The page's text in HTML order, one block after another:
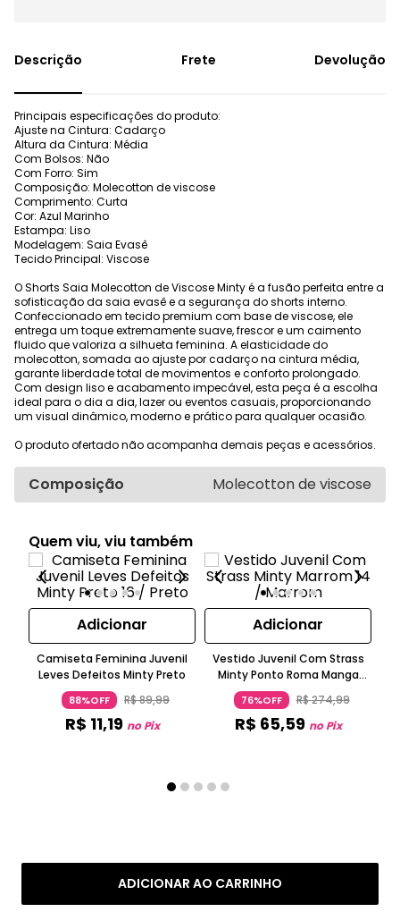
ADICIONAR AO CARRINHO
Frete Devolução
Principais especificações do produto:
Ajuste na Cintura: Cadarço
Altura da Cintura: Média
Com Bolsos: Não
Com Forro: Sim
Composição: Molecotton de viscose
Comprimento: Curta
Cor: Azul Marinho
Estampa: Liso
Modelagem: Saia Evasê
Tecido Principal: Viscose
O Shorts Saia Molecotton de Viscose Minty é a fusão perfeita entre a
sofisticação da saia evasê e a segurança do shorts interno.
Confeccionado em tecido premium com base de viscose, ele
entrega um toque extremamente suave, frescor e um caimento
fluido que valoriza a silhueta feminina. A elasticidade do
molecotton, somada ao ajuste por cadarço na cintura média,
garante liberdade total de movimentos e conforto prolongado.
Com design liso e acabamento impecável, esta peça é a escolha
ideal para o dia a dia, lazer ou eventos casuais, proporcionando
um visual dinâmico, moderno e prático para qualquer ocasião.
O produto ofertado não acompanha demais peças e acessórios.
Composição Molecotton de viscose
Quem viu, viu também
Adicionar
Camiseta Feminina Juvenil
Leves Defeitos Minty Preto
88%OFF R$89,99
R$ 11,19 no Pix
Adicionar
Vestido Juvenil Com Strass
Minty Ponto Roma Manga
Curta Bege
76%OFF R$274,99
R$ 65,59 no Pix